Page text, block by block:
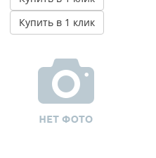
Купить в 1 клик